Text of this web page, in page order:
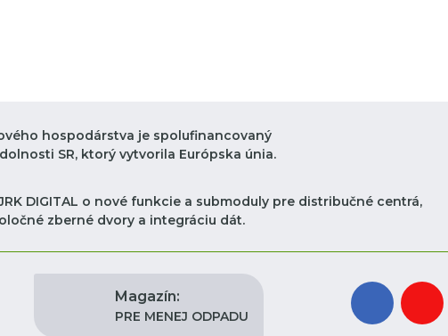
hospodárstva je spolufinancovaný
SR, ktorý vytvorila Európska únia.
DIGITAL o nové funkcie a submoduly pre distribučné centrá,
zberné dvory a integráciu dát.
Magazín:
PRE MENEJ ODPADU
facebookyoutube